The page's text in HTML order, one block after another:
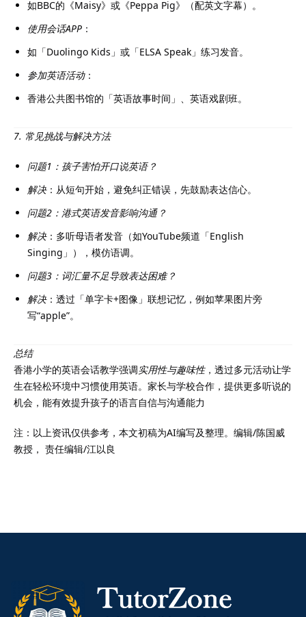
如BBC的《Maisy》或《Peppa Pig》（配英文字幕）。
使用会话APP ：
如「Duolingo Kids」或「ELSA Speak」练习发音。
参加英语活动：
香港公共图书馆的「英语故事时间」、英语戏剧班。
7. 常见挑战与解决方法
问题1：孩子害怕开口说英语？
解决：从短句开始，避免纠正错误，先鼓励表达信心。
问题2：港式英语发音影响沟通？
解决：多听母语者发音（如YouTube频道「English
Singing」），模仿语调。
问题3：词汇量不足导致表达困难？
解决：透过「单字卡+图像」联想记忆，例如苹果图片旁
写“apple”。
总结
香港小学的英语会话教学强调实用性与趣味性，透过多元活动让学
生在轻松环境中习惯使用英语。家长与学校合作，提供更多听说的
机会，能有效提升孩子的语言自信与沟通能力
注：以上资讯仅供参考，本文初稿为AI编写及整理。编辑/陈国威
教授， 责任编辑/江以良